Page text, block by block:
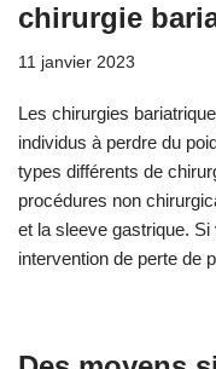
chirurgie
11 janvier 2023
Les chirurgies
individus à perdre du
types différents de
procédures non
et la sleeve gastrique.
intervention de perte de